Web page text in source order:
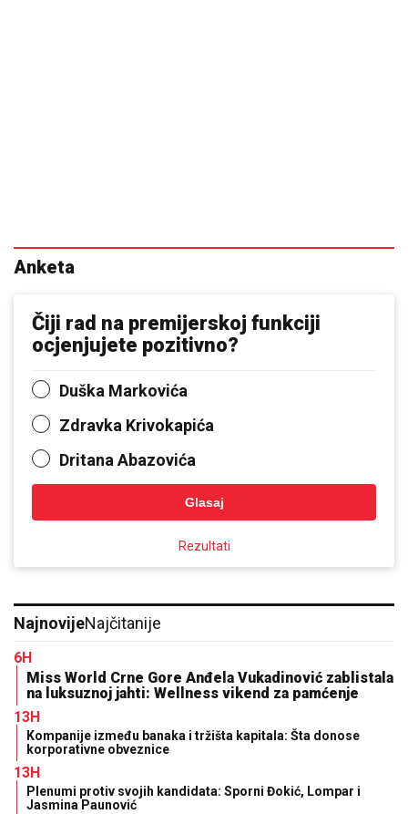
Anketa
Čiji rad na premijerskoj funkciji
ocjenjujete pozitivno?
Duška Markovića
Zdravka Krivokapića
Dritana Abazovića
Glasaj
Rezultati
NajnovijeNajčitanije
6H
Miss World Crne Gore Anđela Vukadinović zablistala
na luksuznoj jahti: Wellness vikend za pamćenje
13H
Kompanije između banaka i tržišta kapitala: Šta donose
korporativne obveznice
13H
Plenumi protiv svojih kandidata: Sporni Đokić, Lompar i
Jasmina Paunović